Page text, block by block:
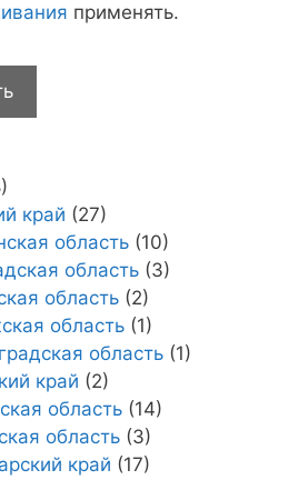
применять.
край (27)
область(10)
область(3)
область(2)
область(1)
область(1)
край (2)
область(14)
область(3)
край (17)